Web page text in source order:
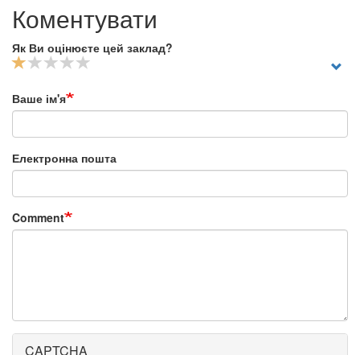
Коментувати
Як Ви оцінюєте цей заклад?
Ваше ім'я
Електронна пошта
Comment
CAPTCHA